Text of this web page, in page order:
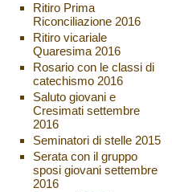
Ritiro Prima
Riconciliazione 2016
Ritiro vicariale
Quaresima 2016
Rosario con le classi di
catechismo 2016
Saluto giovani e
Cresimati settembre
2016
Seminatori di stelle 2015
Serata con il gruppo
sposi giovani settembre
2016